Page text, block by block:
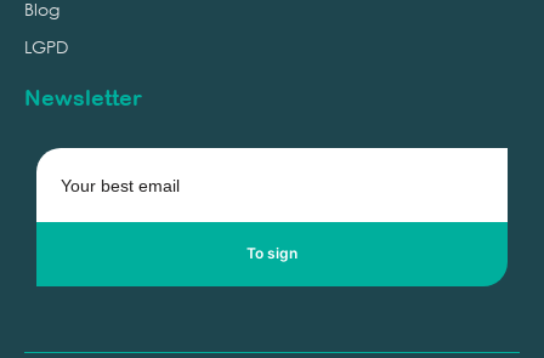
Blog
LGPD
Newsletter
To sign